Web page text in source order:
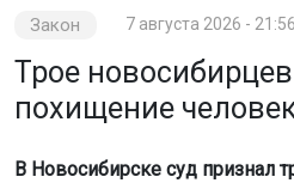
Закон 7 августа 2026 - 21:56
Трое
похищение
В Новосибирске суд признал